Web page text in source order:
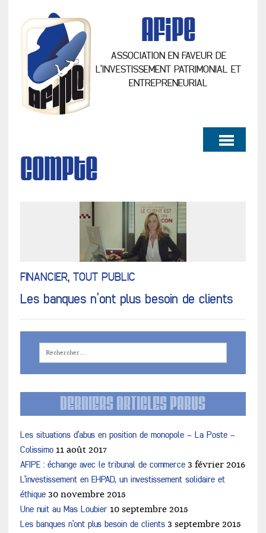
AFiPe
ASSOCIATION EN FAVEUR DE
L’INVESTISSEMENT PATRIMONIAL ET
ENTREPRENEURIAL
compte
FINANCIER, TOUT PUBLIC
Les banques n’ont plus besoin de clients
DERNIERS ARTICLES PARUS
Les situations d’abus en position de monopole – La Poste –
Colissimo 11 août 2017
AFIPE : échange avec le tribunal de commerce 3 février 2016
L’investissement en EHPAD, un investissement solidaire et
éthique 30 novembre 2015
Une nuit au Mas Loubier 10 septembre 2015
Les banques n’ont plus besoin de clients 3 septembre 2015